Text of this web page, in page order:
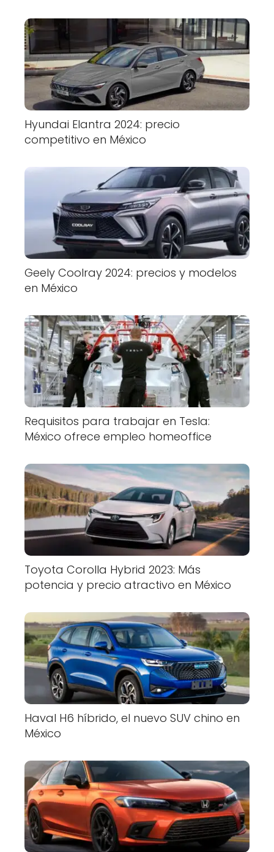
Hyundai Elantra 2024: precio
competitivo en México
Geely Coolray 2024: precios y modelos
en México
Requisitos para trabajar en Tesla:
México ofrece empleo homeoffice
Toyota Corolla Hybrid 2023: Más
potencia y precio atractivo en México
Haval H6 híbrido, el nuevo SUV chino en
México